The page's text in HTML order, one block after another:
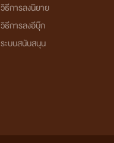
วิธีการลงนิยาย
วิธีการลงอีบุ๊ก
ระบบสนับสนุน